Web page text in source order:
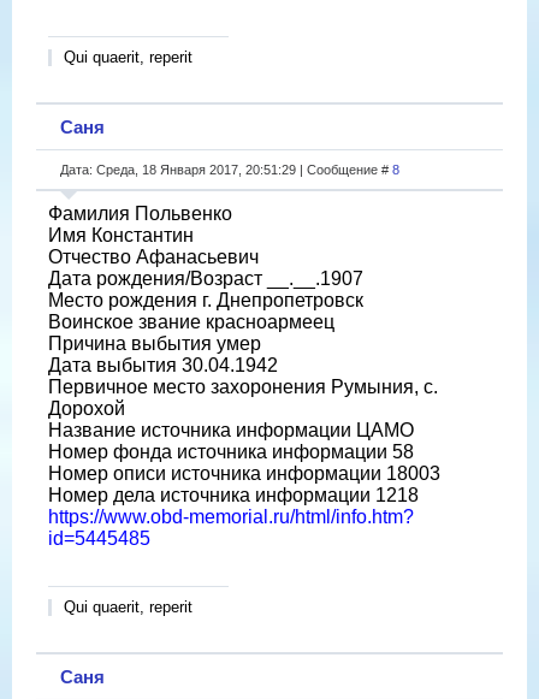
Qui quaerit, reperit
Саня
Дата: Среда, 18 Января 2017, 20:51:29 | Сообщение # 8
Фамилия Польвенко
Имя Константин
Отчество Афанасьевич
Дата рождения/Возраст __.__.1907
Место рождения г. Днепропетровск
Воинское звание красноармеец
Причина выбытия умер
Дата выбытия 30.04.1942
Первичное место захоронения Румыния, с.
Дорохой
Название источника информации ЦАМО
Номер фонда источника информации 58
Номер описи источника информации 18003
Номер дела источника информации 1218
https://www.obd-memorial.ru/html/info.htm?
id=5445485
Qui quaerit, reperit
Саня